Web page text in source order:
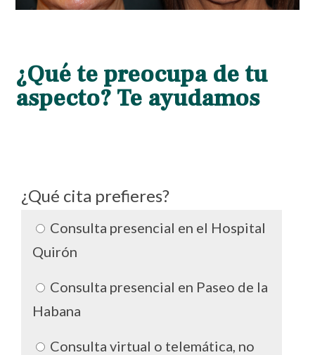
¿Qué te preocupa de tu
aspecto? Te ayudamos
¿Qué cita prefieres?
Consulta presencial en el Hospital
Quirón
Consulta presencial en Paseo de la
Habana
Consulta virtual o telemática, no